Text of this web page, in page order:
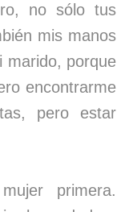
no sólo tus
mis manos
marido, porque
encontrarme
pero estar
primera.